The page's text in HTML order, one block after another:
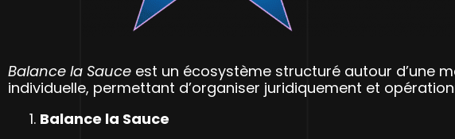
Balance la Sauce est un écosystème structuré autour d’une
individuelle, permettant d’organiser juridiquement et
Balance la Sauce